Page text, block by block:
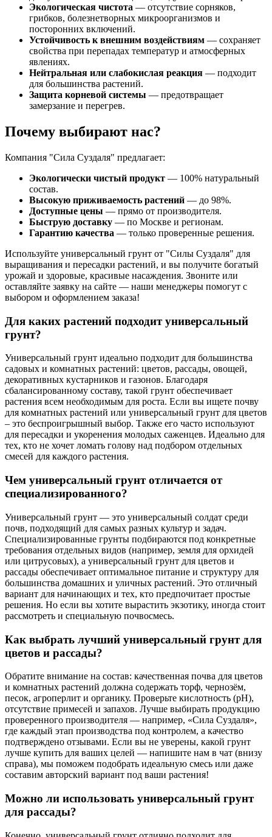
Экологическая чистота — отсутствие сорняков,
грибков, болезнетворных микроорганизмов и
посторонних включений.
Устойчивость к внешним воздействиям — сохраняет
свойства при перепадах температур и атмосферных
явлениях.
Нейтральная или слабокислая реакция — подходит
для большинства растений.
Защита корневой системы — предотвращает
замерзание и перегрев.
Почему выбирают нас?
Компания "Сила Суздаля" предлагает:
Экологически чистый продукт — 100% натуральный
состав.
Высокую приживаемость растений — до 98%.
Доступные цены — прямо от производителя.
Быструю доставку — по Москве и регионам.
Гарантию качества — только проверенные решения.
Используйте универсальный грунт от "Силы Суздаля" для
выращивания и пересадки растений, и вы получите богатый
урожай и здоровые, красивые насаждения. Звоните или
оставляйте заявку на сайте — наши менеджеры помогут с
выбором и оформлением заказа!
Для каких растений подходит универсальный
грунт?
Универсальный грунт идеально подходит для большинства
садовых и комнатных растений: цветов, рассады, овощей,
декоративных кустарников и газонов. Благодаря
сбалансированному составу, такой грунт обеспечивает
растения всем необходимым для роста. Если вы ищете почву
для комнатных растений или универсальный грунт для цветов
– это беспроигрышный выбор. Также его часто используют
для пересадки и укоренения молодых саженцев. Идеально для
тех, кто не хочет ломать голову над подбором отдельных
смесей для каждого растения.
Чем универсальный грунт отличается от
специализированного?
Универсальный грунт — это универсальный солдат среди
почв, подходящий для самых разных культур и задач.
Специализированные грунты подбираются под конкретные
требования отдельных видов (например, земля для орхидей
или цитрусовых), а универсальный грунт для цветов и
рассады обеспечивает оптимальное питание и структуру для
большинства домашних и уличных растений. Это отличный
вариант для начинающих и тех, кто предпочитает простые
решения. Но если вы хотите вырастить экзотику, иногда стоит
рассмотреть и специальную почвосмесь.
Как выбрать лучший универсальный грунт для
цветов и рассады?
Обратите внимание на состав: качественная почва для цветов
и комнатных растений должна содержать торф, чернозём,
песок, агроперлит и органику. Проверьте кислотность (pH),
отсутствие примесей и запахов. Лучше выбирать продукцию
проверенного производителя — например, «Сила Суздаля»,
где каждый этап производства под контролем, а качество
подтверждено отзывами. Если вы не уверены, какой грунт
лучше купить для ваших целей — напишите нам в чат (внизу
справа), мы поможем подобрать идеальную смесь или даже
составим авторский вариант под ваши растения!
Можно ли использовать универсальный грунт
для рассады?